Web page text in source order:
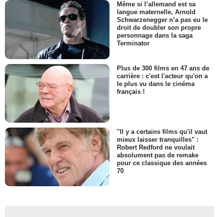
Même si l’allemand est sa
langue maternelle, Arnold
Schwarzenegger n’a pas eu le
droit de doubler son propre
personnage dans la saga
Terminator
Plus de 300 films en 47 ans de
carrière : c'est l'acteur qu'on a
le plus vu dans le cinéma
français !
"Il y a certains films qu'il vaut
mieux laisser tranquilles" :
Robert Redford ne voulait
absolument pas de remake
pour ce classique des années
70